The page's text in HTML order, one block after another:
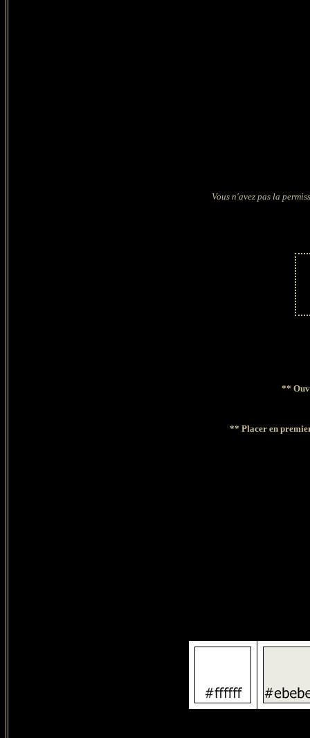
Vous n'avez pas la
**
** Placer en